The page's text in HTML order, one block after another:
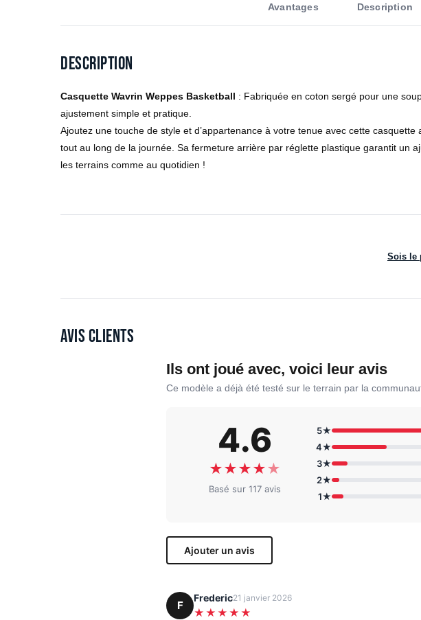
Avantages Description
Description
Casquette Wavrin Weppes Basketball : Fabriquée en coton sergé pour une
ajustement simple et pratique.
Ajoutez une touche de style et d’appartenance à votre tenue avec cette
tout au long de la journée. Sa fermeture arrière par réglette plastique garantit un
les terrains comme au quotidien !
Sois le
Avis clients
Ils ont joué avec, voici leur avis
Ce modèle a déjà été testé sur le terrain par la
4.6
★★★★★
Basé sur 117 avis
5★
4★
3★
2★
1★
Ajouter un avis
F
Frederic21 janvier 2026
★★★★★